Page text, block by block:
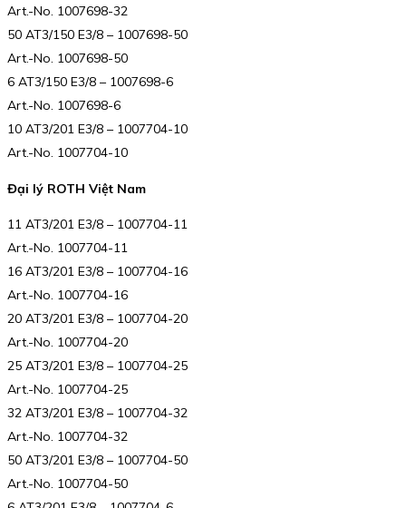
Art.-No. 1007698-32
50 AT3/150 E3/8 – 1007698-50
Art.-No. 1007698-50
6 AT3/150 E3/8 – 1007698-6
Art.-No. 1007698-6
10 AT3/201 E3/8 – 1007704-10
Art.-No. 1007704-10
Đại lý ROTH Việt Nam
11 AT3/201 E3/8 – 1007704-11
Art.-No. 1007704-11
16 AT3/201 E3/8 – 1007704-16
Art.-No. 1007704-16
20 AT3/201 E3/8 – 1007704-20
Art.-No. 1007704-20
25 AT3/201 E3/8 – 1007704-25
Art.-No. 1007704-25
32 AT3/201 E3/8 – 1007704-32
Art.-No. 1007704-32
50 AT3/201 E3/8 – 1007704-50
Art.-No. 1007704-50